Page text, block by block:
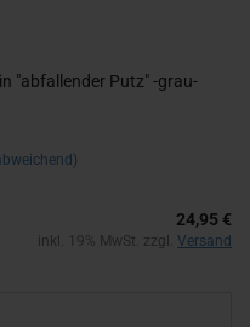
"ab­fal­len­der Putz" -​grau-
24,95 €
inkl. 19% MwSt. zzgl. Versand